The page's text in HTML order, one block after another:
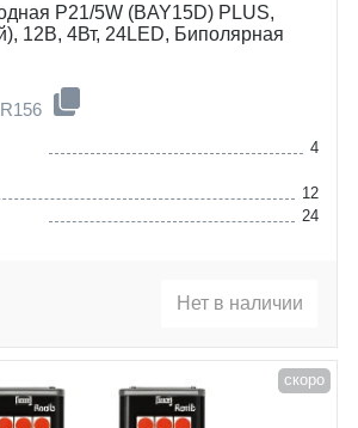
P21/5W (BAY15D) PLUS,
12В, 4Вт, 24LED, Биполярная
4
12
24
Нет в наличии
скоро